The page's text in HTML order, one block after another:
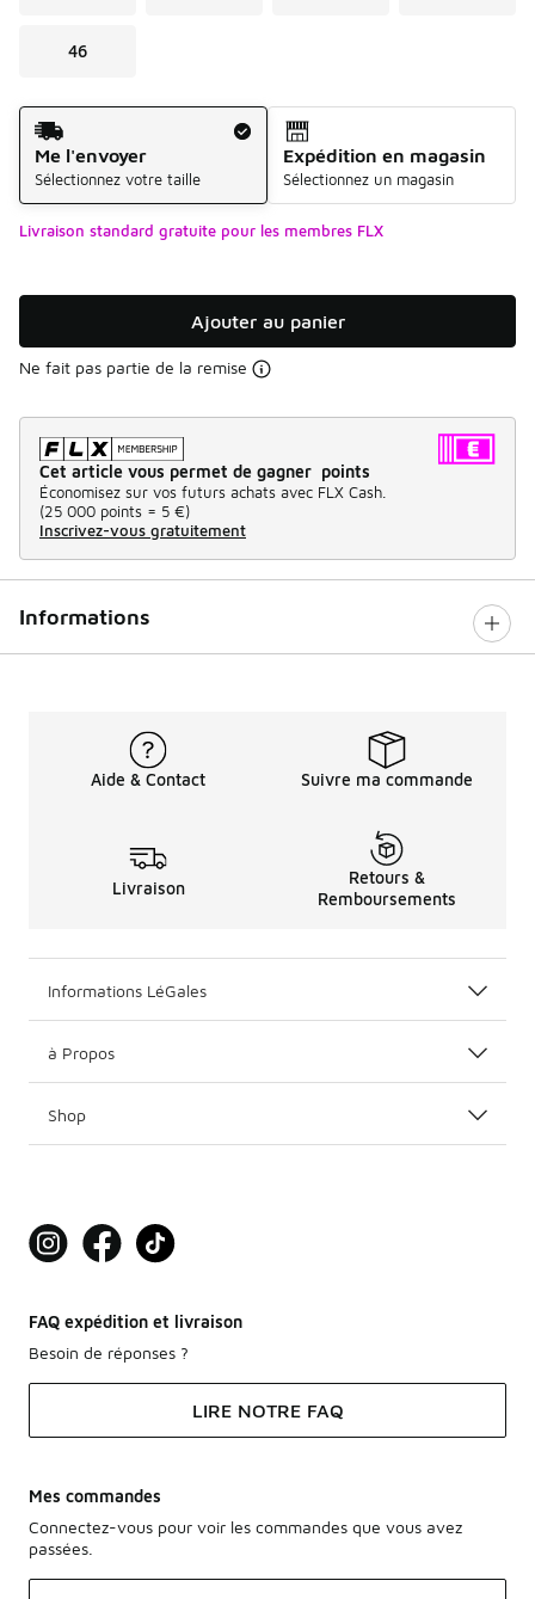
46
Mode d'expédition
Me l'envoyer
Sélectionnez votre taille
Expédition en magasin
Sélectionnez un magasin
Livraison standard gratuite pour les membres FLX
Ajouter au panier
Ne fait pas partie de la remise
Cet article vous permet de gagner points
Économisez sur vos futurs achats avec FLX Cash.
(25 000 points = 5 €)
Inscrivez-vous gratuitement
Informations
Aide & Contact Suivre ma commande
Livraison
Retours &
Remboursements
Informations LéGales
à Propos
Shop
FAQ expédition et livraison
Besoin de réponses ?
LIRE NOTRE FAQ
Mes commandes
Connectez-vous pour voir les commandes que vous avez
passées.